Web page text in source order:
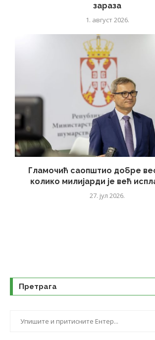
зараза
1. август 2026.
Гламочић саопштио добре
колико милијарди је већ
27. јул 2026.
Претрага